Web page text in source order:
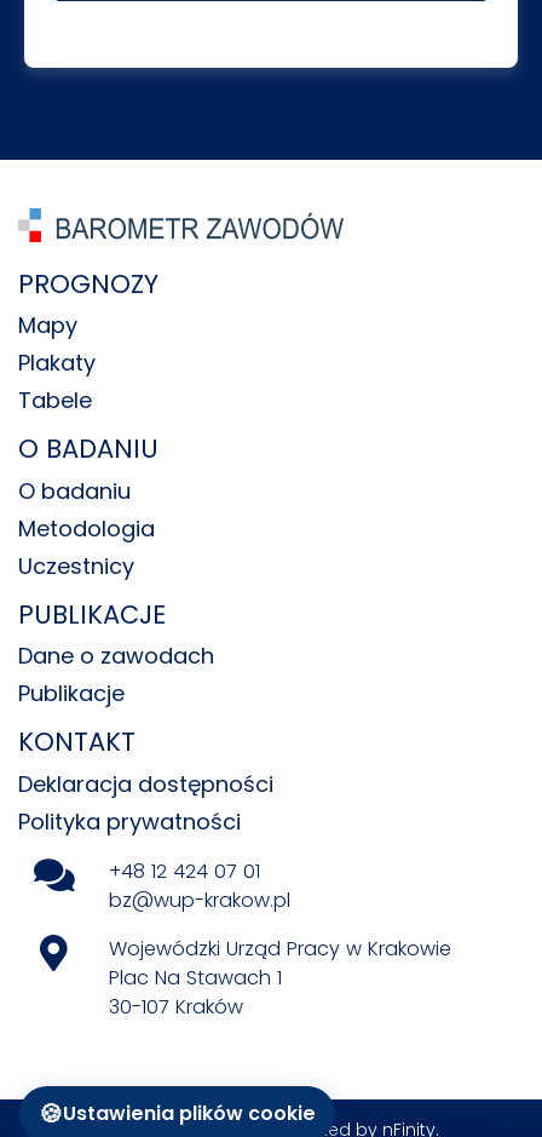
PROGNOZY
Mapy
Plakaty
Tabele
O BADANIU
O badaniu
Metodologia
Uczestnicy
PUBLIKACJE
Dane o zawodach
Publikacje
KONTAKT
Deklaracja dostępności
Polityka prywatności
+48 12 424 07 01
bz@wup-krakow.pl
Wojewódzki Urząd Pracy w Krakowie
Plac Na Stawach 1
30-107 Kraków
All rights reserved © Created by nFinity.
🍪Ustawienia plików cookie